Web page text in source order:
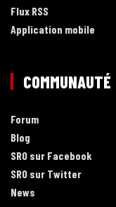
Flux RSS
Application mobile
COMMUNAUTÉ
Forum
Blog
SRO sur Facebook
SRO sur Twitter
News